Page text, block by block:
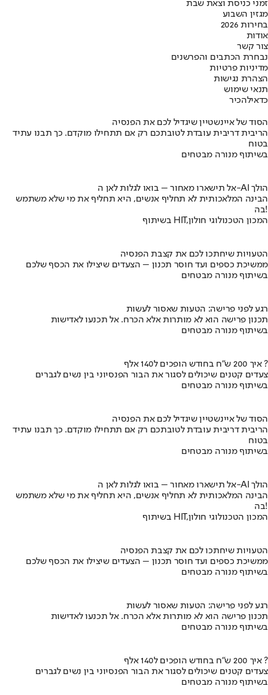
זמני כניסת וצאת שבת
מגזין השבוע
בחירות 2026
אודות
צור קשר
נבחרת הכתבים והפרשנים
מדיניות פרטיות
הצהרת נגישות
תנאי שימוש
כדאילהכיר
הסוד של איינשטיין שיגדיל לכם את הפנסיה
הריבית דריבית עובדת לטובתכם רק אם תתחילו מוקדם. כך תבנו עתיד
בטוח
בשיתוף מנורה מבטחים
אל תישארו מאחור – בואו לגלות לאן ה-AI הולך
הבינה המלאכותית לא תחליף אנשים, היא תחליף את מי שלא משתמש
בה!
בשיתוף HIT,המכון הטכנולוגי חולון
הטעויות שיחתכו לכם את קצבת הפנסיה
ממשיכת כספים ועד חוסר תכנון – הצעדים שיצילו את הכסף שלכם
בשיתוף מנורה מבטחים
רגע לפני פרישה: הטעות שאסור לעשות
תכנון פרישה הוא לא מותרות אלא הכרח. אל תכנעו לאדישות
בשיתוף מנורה מבטחים
איך 200 ש"ח בחודש הופכים ל140 אלף ?
צעדים קטנים שיכולים לסגור את הבור הפנסיוני בין נשים לגברים
בשיתוף מנורה מבטחים
הסוד של איינשטיין שיגדיל לכם את הפנסיה
הריבית דריבית עובדת לטובתכם רק אם תתחילו מוקדם. כך תבנו עתיד
בטוח
בשיתוף מנורה מבטחים
אל תישארו מאחור – בואו לגלות לאן ה-AI הולך
הבינה המלאכותית לא תחליף אנשים, היא תחליף את מי שלא משתמש
בה!
בשיתוף HIT,המכון הטכנולוגי חולון
הטעויות שיחתכו לכם את קצבת הפנסיה
ממשיכת כספים ועד חוסר תכנון – הצעדים שיצילו את הכסף שלכם
בשיתוף מנורה מבטחים
רגע לפני פרישה: הטעות שאסור לעשות
תכנון פרישה הוא לא מותרות אלא הכרח. אל תכנעו לאדישות
בשיתוף מנורה מבטחים
איך 200 ש"ח בחודש הופכים ל140 אלף ?
צעדים קטנים שיכולים לסגור את הבור הפנסיוני בין נשים לגברים
בשיתוף מנורה מבטחים